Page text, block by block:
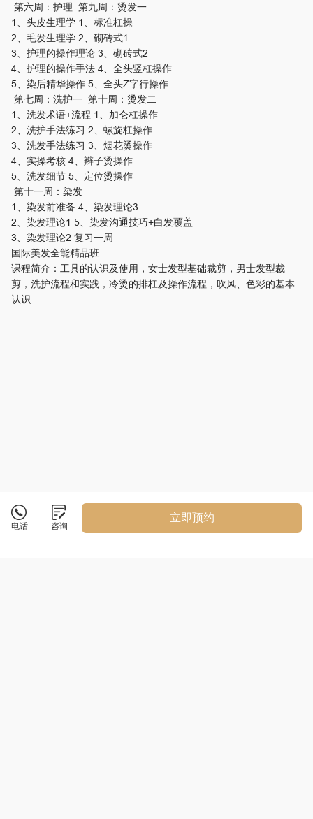
第六周：护理 第九周：烫发一
1、头皮生理学 1、标准杠操
2、毛发生理学 2、砌砖式1
3、护理的操作理论 3、砌砖式2
4、护理的操作手法 4、全头竖杠操作
5、染后精华操作 5、全头Z字行操作
第七周：洗护一 第十周：烫发二
1、洗发术语+流程 1、加仑杠操作
2、洗护手法练习 2、螺旋杠操作
3、洗发手法练习 3、烟花烫操作
4、实操考核 4、辫子烫操作
5、洗发细节 5、定位烫操作
第十一周：染发
1、染发前准备 4、染发理论3
2、染发理论1 5、染发沟通技巧+白发覆盖
3、染发理论2 复习一周
国际美发全能精品班
课程简介：工具的认识及使用，女士发型基础裁剪，男士发型裁
剪，洗护流程和实践，冷烫的排杠及操作流程，吹风、色彩的基本
认识
电话 咨询
立即预约